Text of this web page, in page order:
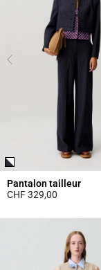
Pantalon tailleur
CHF 329,00